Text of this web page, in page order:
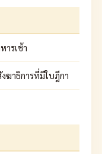
ารเช้า
ฆาธิการที่มีใบฎีกา